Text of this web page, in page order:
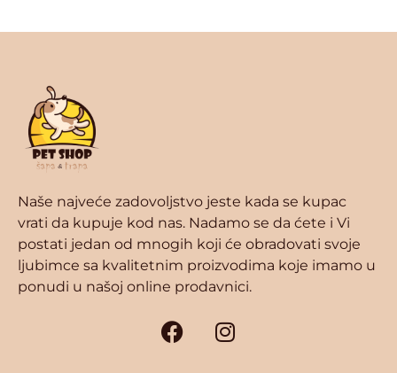
Naše najveće zadovoljstvo jeste kada se kupac
vrati da kupuje kod nas. Nadamo se da ćete i Vi
postati jedan od mnogih koji će obradovati svoje
ljubimce sa kvalitetnim proizvodima koje imamo u
ponudi u našoj online prodavnici.